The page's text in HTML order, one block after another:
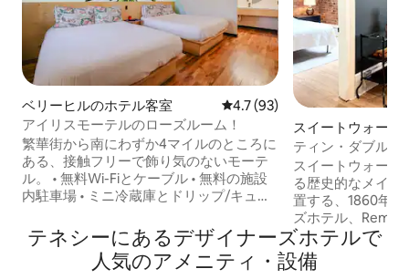
ベリーヒルのホテル客室 レビュー93件、5つ星中4.7つ
4.7 (93)
アイリスモーテルのローズルーム！
繁華街から南にわずか4マイルのところに
ある、接触フリーで飾り気のないモーテ
ル。 • 無料Wi-Fiとケーブル • 無料の施設
内駐車場 • ミニ冷蔵庫とドリップ/キュー
非対面式のチェックイン • I -65 &
Thompson Laneのすぐそばに位置し、繁
華街、日産スタジアム、ミュージックシ
スイートウォータ
ル客室
ティン・ダブルス
Inn、ダウンタウ
スイートウォータ
る歴史的なメイン
置する、1860年
ズホテル、
建物内にあった
Hardware Store
2部屋のTin Wス
テネシーにあるデ⁠ザ⁠イ⁠ナ⁠ー⁠ズホ⁠テ⁠ル⁠で
人⁠気⁠のア⁠メ⁠ニ⁠テ⁠ィ⁠・設⁠備